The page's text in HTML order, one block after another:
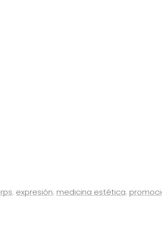
, expresión, medicina estética,